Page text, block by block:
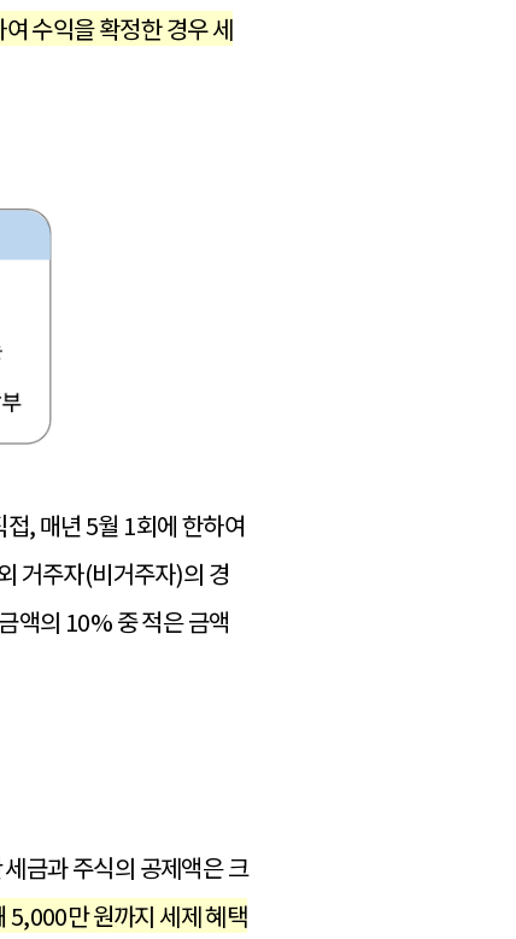
수익을 확정한 경우 세
, 매년 5월 1회에 한하여
거주자(비거주자)의 경
액의 10% 중 적은 금액
금과 주식의 공제액은 크
5,000만 원까지 세제 혜택